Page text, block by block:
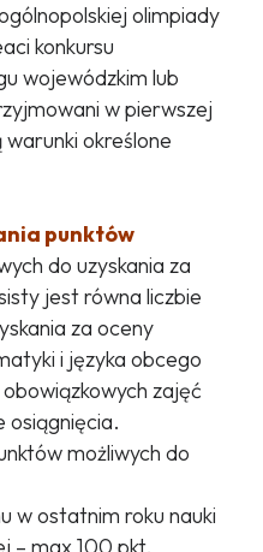
olimpiady
konkursu
wojewódzkim lub
w pierwszej
warunki określone
punktów
do uzyskania za
jest równa liczbie
za oceny
i języka obcego
zajęć
osiągnięcia.
możliwych do
w ostatnim roku nauki